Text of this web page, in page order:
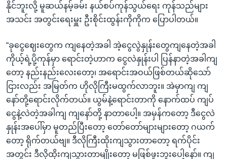
နိုင်ဘူးလို့ မူဆယ်နမ့်ခမ်း နယ်စပ်ကုန်သွယ်ရေး ကုန်သည်များ
အသင်း အတွင်းရေးမှူး ဦးစိုင်းထွန်းကိုကိုက ပြောပါတယ်။
“ခုငွေဈေးတွေက ကျနေတဲ့အခါ အဲ့ငွေလွဲနှုန်းတွေကျနေတဲ့အခါ
ကိုယ့်ရဲ့ပို့ကုန်မှာ ရောင်းတဲ့ဟာက ငွေလဲနှုန်းပါ ပြန်နာတဲ့အခါကျ
တော့ နည်းနည်းလေးတော့၊ အ‌ရောင်းအဝယ်ဖြစ်တယ်ဆိုသော်
ငြားလည်း အမြတ်က ဟိုလိုကြီးမထွက်လာဘူး။ အဲမှာကျ ကျ
နော်တို့‌ရောင်းလိုက်တယ်။ ယွမ်နဲ့ရောင်းတာကို နောက်ထပ် ကျပ်
ငွေနဲ့လဲတဲ့အခါကျ ကျနော်တို့ နာတာပေါ့။ အမှန်ကတော့ ဒီငွေလဲ
နှုန်းအပေါ်မှာ မူတည်ပြီးတော့ တော်တော်များများတော့ ဂယက်
တော့ ရိုက်တယ်ဗျ။ ဒီလိုကြီးထိုးကျသွားတာတော့ ရက်ပိုင်း
အတွင်း ဒီလိုထိုးကျသွားတာမျိုးတော့ မဖြစ်ဖူးဘူးပေါ့နော်။ ကျ